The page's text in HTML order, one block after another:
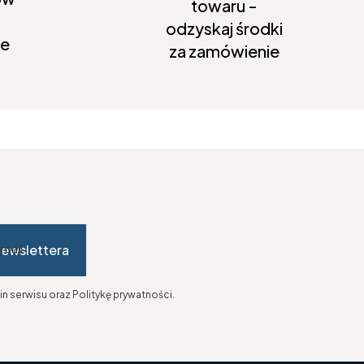
towaru -
odzyskaj środki
za zamówienie
serwisu oraz Politykę prywatności.